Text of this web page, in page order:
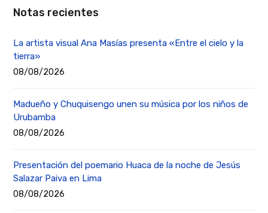
Notas recientes
La artista visual Ana Masías presenta «Entre el cielo y la
tierra»
08/08/2026
Madueño y Chuquisengo unen su música por los niños de
Urubamba
08/08/2026
Presentación del poemario Huaca de la noche de Jesús
Salazar Paiva en Lima
08/08/2026